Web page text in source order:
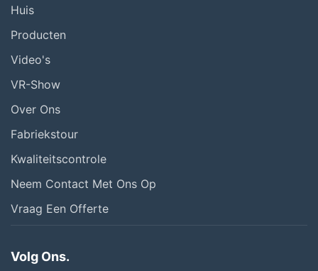
Huis
Producten
Video's
VR-Show
Over Ons
Fabriekstour
Kwaliteitscontrole
Neem Contact Met Ons Op
Vraag Een Offerte
Volg Ons.